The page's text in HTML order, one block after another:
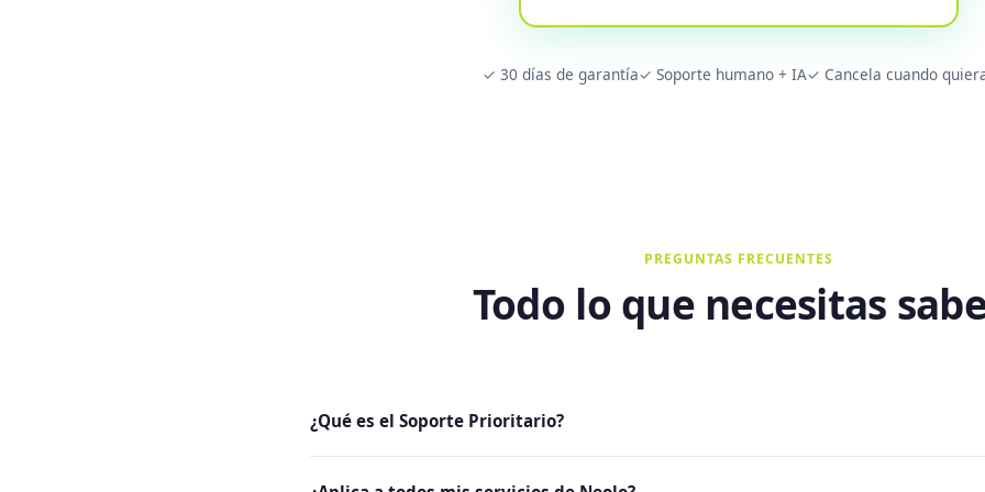
✓ 30 días de garantía✓ Soporte humano + IA✓ Cancela cuando
PREGUNTAS FRECUENTES
Todo lo que necesitas
¿Qué es el Soporte Prioritario?